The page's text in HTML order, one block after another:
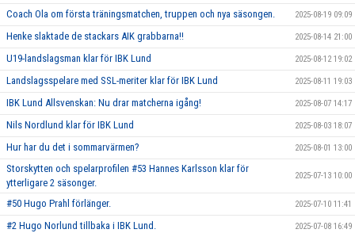
Coach Ola om första träningsmatchen, truppen och nya säsongen. 2025-08-19 09:09
Henke slaktade de stackars AIK grabbarna!! 2025-08-14 21:00
U19-landslagsman klar för IBK Lund 2025-08-12 19:02
Landslagsspelare med SSL-meriter klar för IBK Lund 2025-08-11 19:03
IBK Lund Allsvenskan: Nu drar matcherna igång! 2025-08-07 14:17
Nils Nordlund klar för IBK Lund 2025-08-03 18:07
Hur har du det i sommarvärmen? 2025-08-01 13:00
Storskytten och spelarprofilen #53 Hannes Karlsson klar för
ytterligare 2 säsonger.
2025-07-13 10:00
#50 Hugo Prahl förlänger. 2025-07-10 11:41
#2 Hugo Norlund tillbaka i IBK Lund. 2025-07-08 16:49